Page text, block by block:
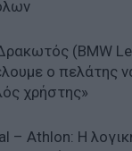
(BMW
ο πελάτης
χρήστης»
– Athlon: Η